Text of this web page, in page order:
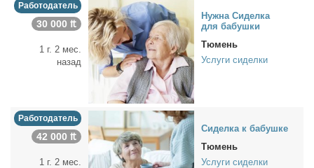
Работодатель
30 000 ₶
1 г. 2 мес.
назад
Нуж­на Си­дел­ка
для ба­буш­ки
Тюмень
Услуги сиделки
Работодатель
42 000 ₶
1 г. 2 мес.
Си­дел­ка к ба­буш­ке
Тюмень
Услуги сиделки